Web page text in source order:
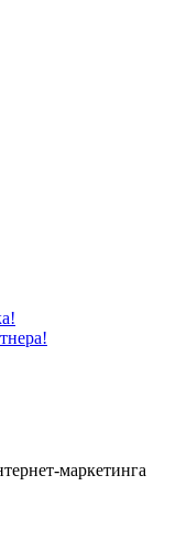
маркетинга